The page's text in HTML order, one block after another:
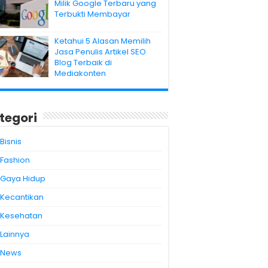
Milik Google Terbaru yang
Terbukti Membayar
Ketahui 5 Alasan Memilih
Jasa Penulis Artikel SEO
Blog Terbaik di
Mediakonten
Bisnis
Fashion
Gaya Hidup
Kecantikan
Kesehatan
Lainnya
News